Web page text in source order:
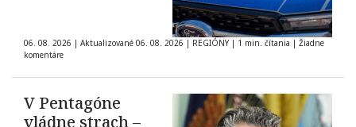
06. 08. 2026 | Aktualizované 06. 08. 2026 | REGIÓNY | 1 min. čítania | Žiadne
komentáre
V Pentagóne
vládne strach –